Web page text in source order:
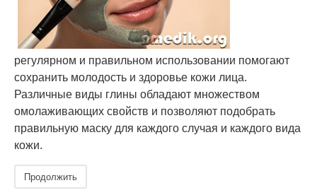
регулярном и правильном использовании помогают
сохранить молодость и здоровье кожи лица.
Различные виды глины обладают множеством
омолаживающих свойств и позволяют подобрать
правильную маску для каждого случая и каждого вида
кожи.
Продолжить